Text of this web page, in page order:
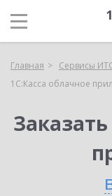
Главная Сервисы
1С:Касса облачное